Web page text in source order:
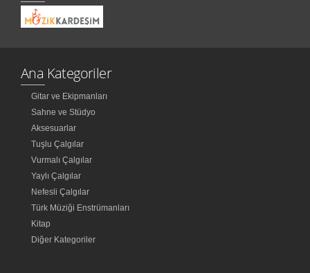
Ana Kategoriler
Gitar ve Ekipmanları
Sahne ve Stüdyo
Aksesuarlar
Tuşlu Çalgılar
Vurmalı Çalgılar
Yaylı Çalgılar
Nefesli Çalgılar
Türk Müziği Enstrümanları
Kitap
Diğer Kategoriler